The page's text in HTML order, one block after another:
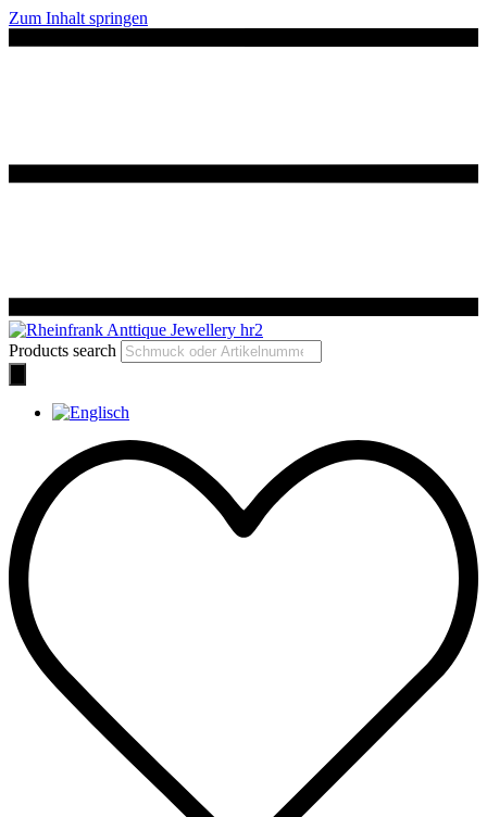
Zum Inhalt springen
Products search